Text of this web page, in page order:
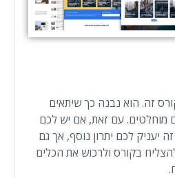
זה. הוא נבנה כך שיתאים
מוחלטים. עם זאת, אם יש לכם
יעניק לכם יתרון נוסף, אך גם
בקורס ולרכוש את הכלים